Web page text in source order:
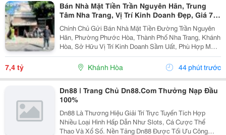
Bán Nhà Mặt Tiền Trần Nguyên Hãn, Trung
Tâm Nha Trang, Vị Trí Kinh Doanh Đẹp, Giá 7,4
Tỷ
Chính Chủ Gửi Bán Nhà Mặt Tiền Đường Trần Nguyên
Hãn, Phường Phước Hòa, Thành Phố Nha Trang, Khánh
Hòa, Sở Hữu Vị Trí Kinh Doanh Sầm Uất, Phù Hợp Mở
Cửa Hàng, Văn Phòng, Showroom Hoặc Đầu Tư Cho
Thuê Lâu Dài. Thông Tin Chi Tiết. - Địa Chỉ: Số...
7,4 tỷ Khánh Hòa 44 phút trước
Dn88 | Trang Chủ Dn88.Com Thưởng Nạp Đầu
100%
Dn88 Là Thương Hiệu Giải Trí Trực Tuyến Tích Hợp
Nhiều Loại Hình Hấp Dẫn Như Slots, Cá Cược Thể
Thao Và Xổ Số. Nền Tảng Dn88 Được Tối Ưu Công